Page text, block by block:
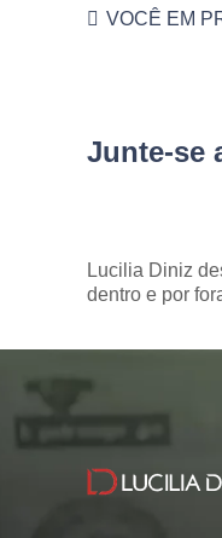
VOCÊ EM
Junte-se
Lucilia Diniz
dentro e por